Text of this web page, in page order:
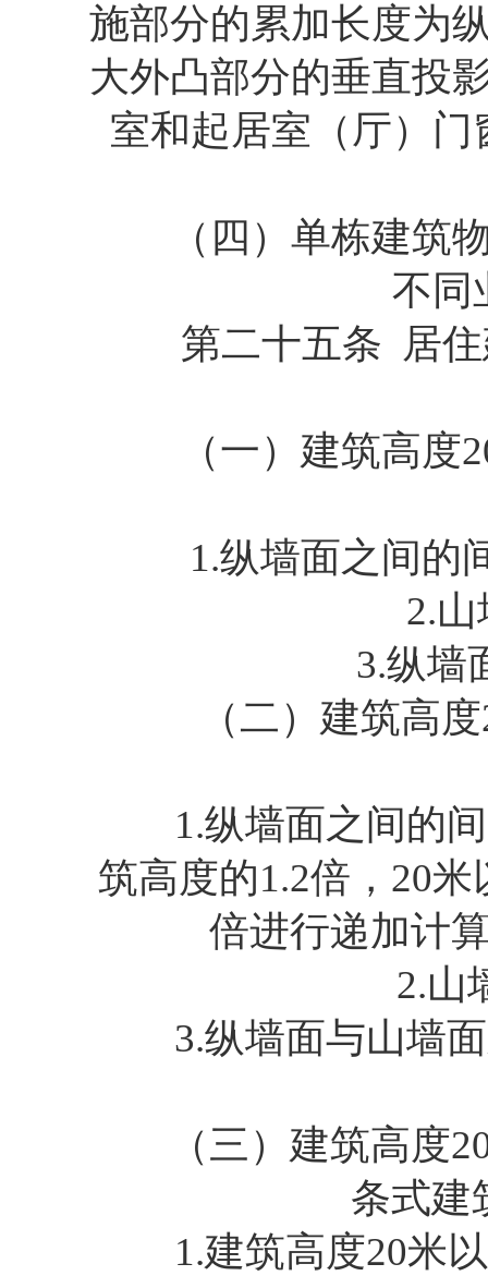
施部分的累加长度为
大外凸部分的垂直投
室和起居室（厅）
（四）单栋建筑物
不同
第二十五条 居住
（一）建筑高度20
1.纵墙面之间的间
2.山墙
3.纵墙面
（二）建筑高度
1.纵墙面之间的间
筑高度的1.2倍，20
倍进行递加计
2.山墙
3.纵墙面与山墙面
（三）建筑高度20
条式建
1.建筑高度20米以